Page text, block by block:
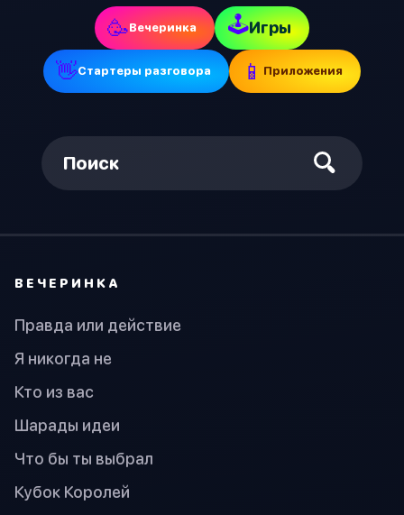
🥳Вечеринка 🕹Игры
👋Стартеры разговора 📱 Приложения
Поиск
ВЕЧЕРИНКА
Правда или действие
Я никогда не
Кто из вас
Шарады идеи
Что бы ты выбрал
Кубок Королей